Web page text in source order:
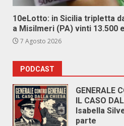
10eLotto: in Sicilia tripletta
a Misilmeri (PA) vinti 13.500
7 Agosto 2026
PODCAST
GENERALE
IL CASO
Isabella
parte